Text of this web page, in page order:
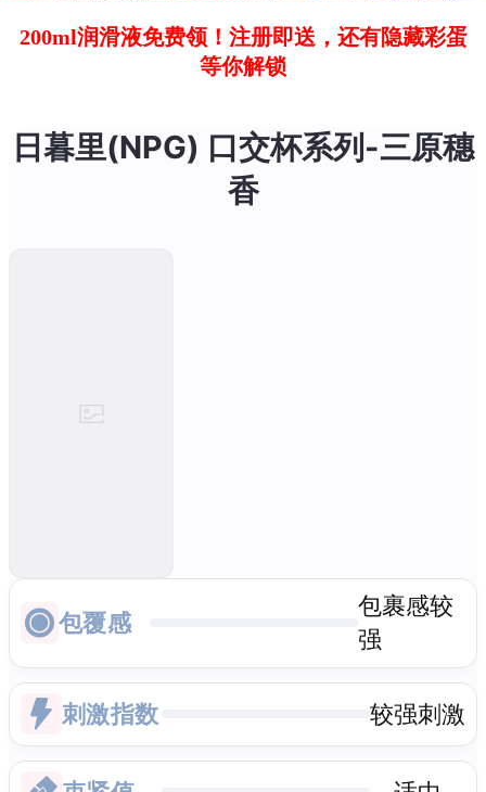
200ml润滑液免费领！注册即送，还有隐藏彩蛋
等你解锁
日暮里(NPG) 口交杯系列-三原穗
香
包覆感
包裹感较
强
刺激指数 较强刺激